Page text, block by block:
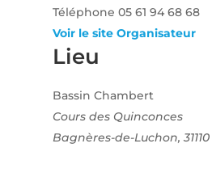
Lieu
Bassin Chambert
Cours des Quinconces
Bagnères-de-Luchon, 31110
Téléphone 05 61 94 68 68
Voir le site Organisateur